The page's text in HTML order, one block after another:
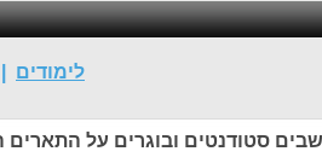
לימודים
סטודנטים ובוגרים על התארים